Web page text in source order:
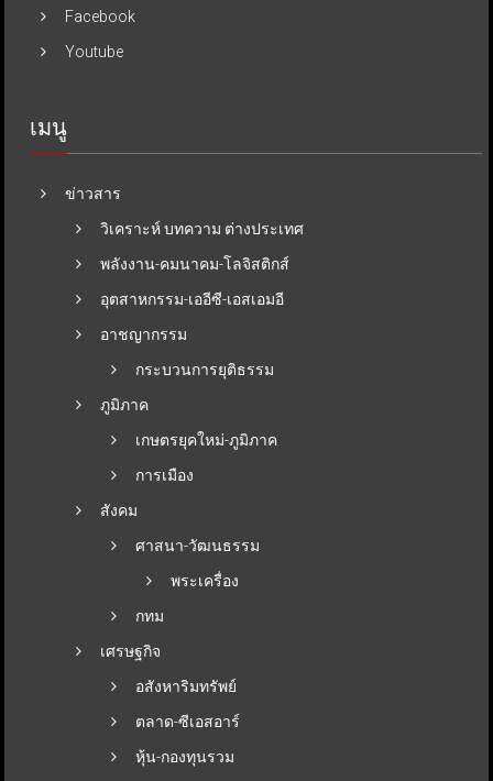
Facebook
Youtube
เมนู
ข่าวสาร
วิเคราะห์ บทความ ต่างประเทศ
พลังงาน-คมนาคม-โลจิสติกส์
อุตสาหกรรม-เออีซี-เอสเอมอี
อาชญากรรม
กระบวนการยุติธรรม
ภูมิภาค
เกษตรยุคใหม่-ภูมิภาค
การเมือง
สังคม
ศาสนา-วัฒนธรรม
พระเครื่อง
กทม
เศรษฐกิจ
อสังหาริมทรัพย์
ตลาด-ซีเอสอาร์
หุ้น-กองทุนรวม